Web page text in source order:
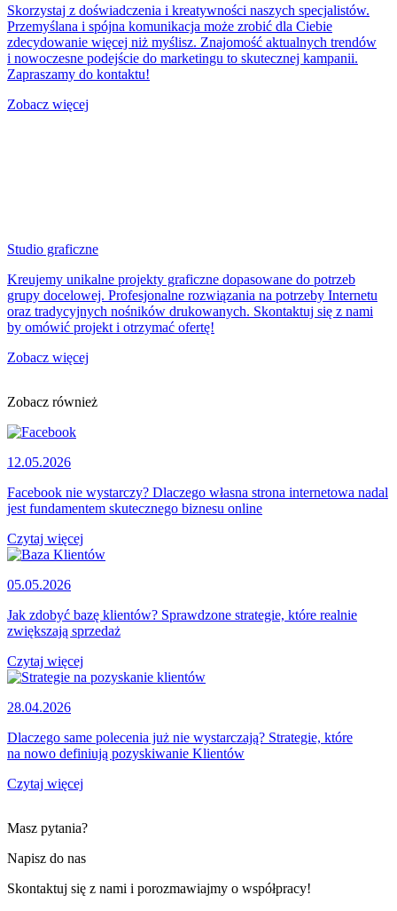
Skorzystaj z doświadczenia i kreatywności naszych specjalistów.
Przemyślana i spójna komunikacja może zrobić dla Ciebie
zdecydowanie więcej niż myślisz. Znajomość aktualnych trendów
i nowoczesne podejście do marketingu to skutecznej kampanii.
Zapraszamy do kontaktu!
Zobacz więcej
Studio graficzne
Kreujemy unikalne projekty graficzne dopasowane do potrzeb
grupy docelowej. Profesjonalne rozwiązania na potrzeby Internetu
oraz tradycyjnych nośników drukowanych. Skontaktuj się z nami
by omówić projekt i otrzymać ofertę!
Zobacz więcej
Zobacz również
12.05.2026
Facebook nie wystarczy? Dlaczego własna strona internetowa nadal
jest fundamentem skutecznego biznesu online
Czytaj więcej
05.05.2026
Jak zdobyć bazę klientów? Sprawdzone strategie, które realnie
zwiększają sprzedaż
Czytaj więcej
28.04.2026
Dlaczego same polecenia już nie wystarczają? Strategie, które
na nowo definiują pozyskiwanie Klientów
Czytaj więcej
Masz pytania?
Napisz do nas
Skontaktuj się z nami i porozmawiajmy o współpracy!